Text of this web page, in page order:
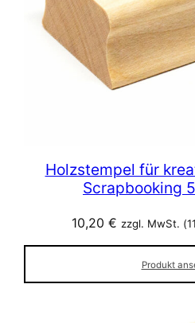
Holzstempel für
Scrapbooking
10,20 € zzgl. MwSt. (
Produkt